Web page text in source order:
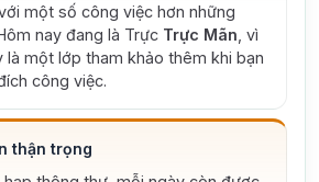
một số công việc hơn những
nay đang là Trực Trực Mãn , vì
là một lớp tham khảo thêm khi bạn
công việc.
thận trọng